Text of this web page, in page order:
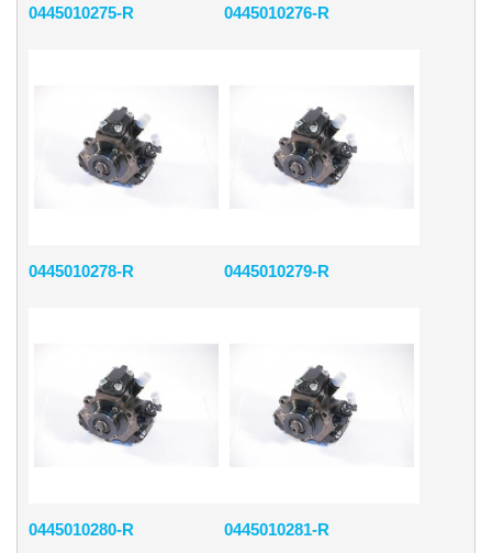
0445010275-R 0445010276-R
0445010278-R 0445010279-R
0445010280-R 0445010281-R